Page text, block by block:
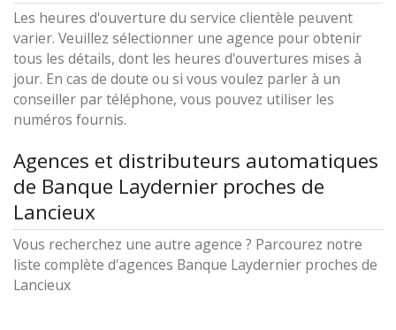
Les heures d'ouverture du service clientèle peuvent
varier. Veuillez sélectionner une agence pour obtenir
tous les détails, dont les heures d'ouvertures mises à
jour. En cas de doute ou si vous voulez parler à un
conseiller par téléphone, vous pouvez utiliser les
numéros fournis.
Agences et distributeurs automatiques
de Banque Laydernier proches de
Lancieux
Vous recherchez une autre agence ? Parcourez notre
liste complète d'agences Banque Laydernier proches de
Lancieux